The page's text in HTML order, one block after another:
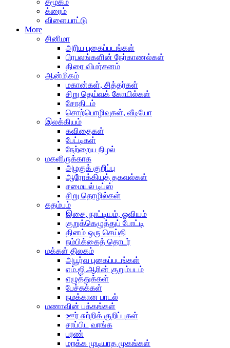
சமூகம்
க்ரைம்
விளையாட்டு
More
சினிமா
அரிய புகைப்படங்கள்
பிரபலங்களின் நேர்காணல்கள்
திரை விமர்சனம்
ஆன்மிகம்
மகான்கள், சித்தர்கள்
சிறு தெய்வக் கோயில்கள்
சோதிடம்
சொற்பொழிவுகள், வீடியோ
இலக்கியம்
கவிதைகள்
பேட்டிகள்
நேற்றைய நிழல்
மகளிருக்காக
அழகுக் குறிப்பு
ஆரோக்கியத் தகவல்கள்
சமையல் டிப்ஸ்
சிறு தொழில்கள்
கதம்பம்
இசை, நாட்டியம், ஓவியம்
குறுக்கெழுத்துப் போட்டி
தினம் ஒரு செய்தி
நம்பிக்கைத் தொடர்
மக்கள் திலகம்
அபூர்வ புகைப்படங்கள்
எம்.ஜி.ஆரின் குறும்படம்
எழுத்துக்கள்
பேச்சுக்கள்
நமக்கான பாடல்
மணாவின் பக்கங்கள்
ஊர் சுற்றிக் குறிப்புகள்
சாப்பிட வாங்க
பரண்
மறக்க முடியாத முகங்கள்